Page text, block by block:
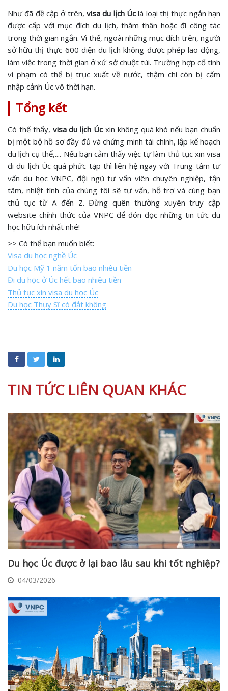
Như đã đề cập ở trên, visa du lịch Úc là loại thị thực ngắn hạn
được cấp với mục đích du lịch, thăm thân hoặc đi công tác
trong thời gian ngắn. Vì thế, ngoài những mục đích trên, người
sở hữu thị thực 600 diện du lịch không được phép lao động,
làm việc trong thời gian ở xứ sở chuột túi. Trường hợp cố tình
vi phạm có thể bị trục xuất về nước, thậm chí còn bị cấm
nhập cảnh Úc vô thời hạn.
Tổng kết
Có thể thấy, visa du lịch Úc xin không quá khó nếu bạn chuẩn
bị một bộ hồ sơ đầy đủ và chứng minh tài chính, lập kế hoạch
du lịch cụ thể,.... Nếu bạn cảm thấy việc tự làm thủ tục xin visa
đi du lịch Úc quá phức tạp thì liên hệ ngay với Trung tâm tư
vấn du học VNPC, đội ngũ tư vấn viên chuyên nghiệp, tận
tâm, nhiệt tình của chúng tôi sẽ tư vấn, hỗ trợ và cùng bạn
thủ tục từ A đến Z. Đừng quên thường xuyên truy cập
website chính thức của VNPC để đón đọc những tin tức du
học hữu ích nhất nhé!
>> Có thể bạn muốn biết:
Visa du học nghề Úc
Du học Mỹ 1 năm tốn bao nhiêu tiền
Đi du học ở Úc hết bao nhiêu tiền
Thủ tục xin visa du học Úc
Du học Thụy Sĩ có đắt không
TIN TỨC LIÊN QUAN KHÁC
Du học Úc được ở lại bao lâu sau khi tốt nghiệp?
04/03/2026